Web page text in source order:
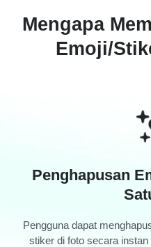
Mengapa
Emoji/
Penghapusan
Pengguna dapat
stiker di foto secara